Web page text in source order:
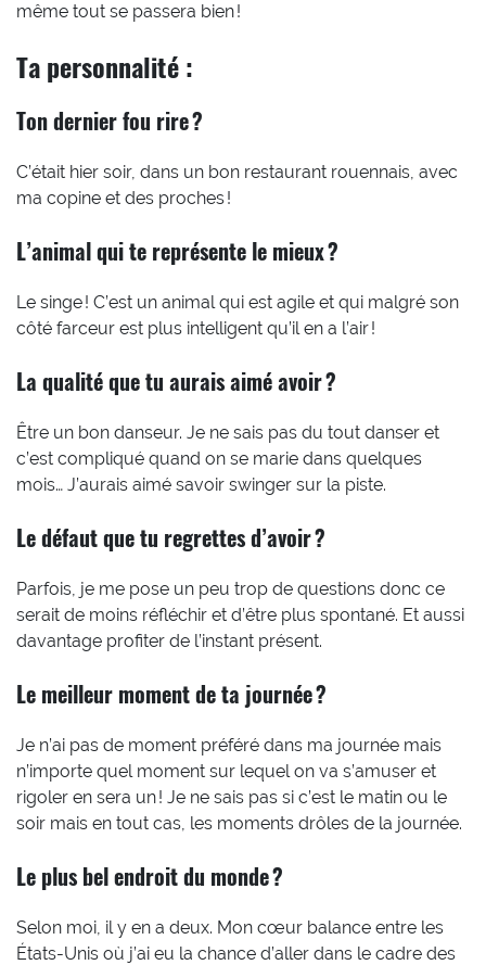
même tout se passera bien !
Ta personnalité :
Ton dernier fou rire ?
C’était hier soir, dans un bon restaurant rouennais, avec
ma copine et des proches !
L’animal qui te représente le mieux ?
Le singe ! C’est un animal qui est agile et qui malgré son
côté farceur est plus intelligent qu’il en a l’air !
La qualité que tu aurais aimé avoir ?
Être un bon danseur. Je ne sais pas du tout danser et
c’est compliqué quand on se marie dans quelques
mois… J’aurais aimé savoir swinger sur la piste.
Le défaut que tu regrettes d’avoir ?
Parfois, je me pose un peu trop de questions donc ce
serait de moins réfléchir et d’être plus spontané. Et aussi
davantage profiter de l’instant présent.
Le meilleur moment de ta journée ?
Je n’ai pas de moment préféré dans ma journée mais
n’importe quel moment sur lequel on va s’amuser et
rigoler en sera un ! Je ne sais pas si c’est le matin ou le
soir mais en tout cas, les moments drôles de la journée.
Le plus bel endroit du monde ?
Selon moi, il y en a deux. Mon cœur balance entre les
États-Unis où j’ai eu la chance d’aller dans le cadre des